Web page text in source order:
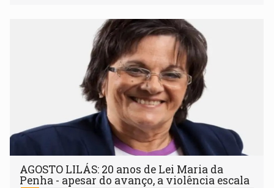
AGOSTO LILÁS: 20 anos de Lei Maria da
Penha - apesar do avanço, a violência escala